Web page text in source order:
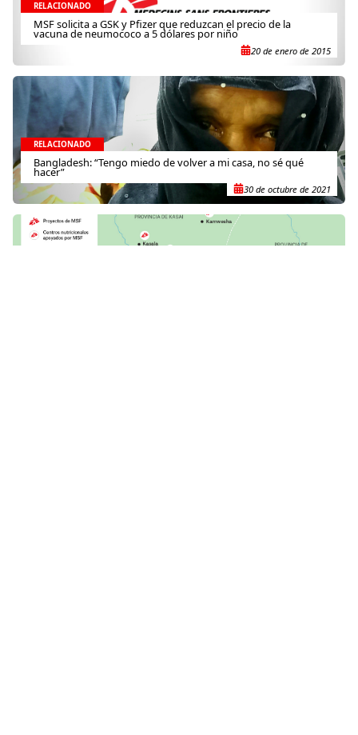
RELACIONADO
MSF solicita a GSK y Pfizer que reduzcan el precio de la
vacuna de neumococo a 5 dólares por niño
20 de enero de 2015
RELACIONADO
Bangladesh: “Tengo miedo de volver a mi casa, no sé qué
hacer”
30 de octubre de 2021